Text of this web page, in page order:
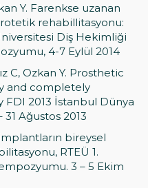
Y. Farenkse uzanan
rehabillitasyonu:
Diş Hekimliği
4-7 Eylül 2014
C, Ozkan Y. Prosthetic
and completely
2013 İstanbul Dünya
Ağustos 2013
implantların bireysel
RTEÜ 1.
3 – 5 Ekim